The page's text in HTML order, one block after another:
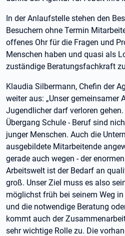
In der Anlaufstelle stehen den
Besuchern ohne Termin
offenes Ohr für die Fragen und
Menschen haben und quasi als
zuständige Beratungsfachkraft
Klaudia Silbermann, Chefin der
weiter aus: „Unser gemeinsamer
Jugendlicher darf verloren
Übergang Schule - Beruf sind
junger Menschen. Auch die
ausgebildete Mitarbeitende
gerade auch wegen - der
Arbeitswelt ist der Bedarf an
groß. Unser Ziel muss es also
möglichst früh bei seinem Weg
und die notwendige Beratung
kommt auch der
sehr wichtige Rolle zu. Die